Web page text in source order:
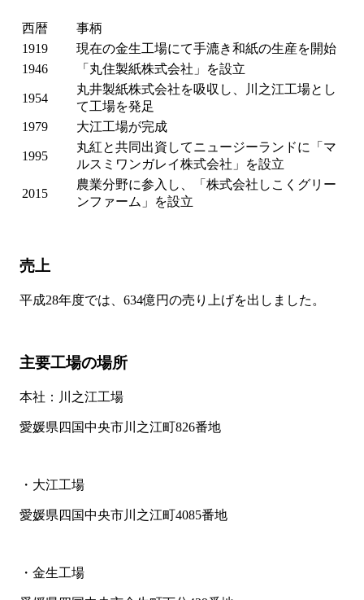
西暦
事柄
1919
現在の金生工場にて手漉き和紙の生産を開始
1946
「丸住製紙株式会社」を設立
1954
丸井製紙株式会社を吸収し、川之江工場とし
て工場を発足
1979
大江工場が完成
1995
丸紅と共同出資してニュージーランドに「マ
ルスミワンガレイ株式会社」を設立
2015
農業分野に参入し、「株式会社しこくグリー
ンファーム」を設立
売上
平成28年度では、634億円の売り上げを出しました。
主要工場の場所
本社：川之江工場
愛媛県四国中央市川之江町826番地
・大江工場
愛媛県四国中央市川之江町4085番地
・金生工場